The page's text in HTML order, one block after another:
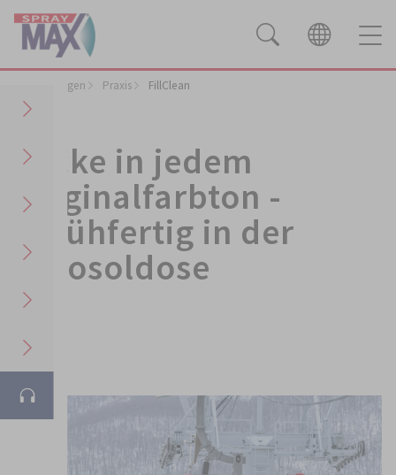
Anwendungen Praxis FillClean
Lacke in jedem
Originalfarbton -
sprühfertig in der
Aerosoldose